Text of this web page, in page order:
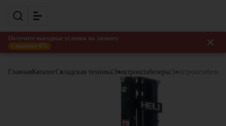
Получите выгодные условия по лизингу
с авансом 0%
Главная КаталогСкладская техникаЭлектроштабелеры